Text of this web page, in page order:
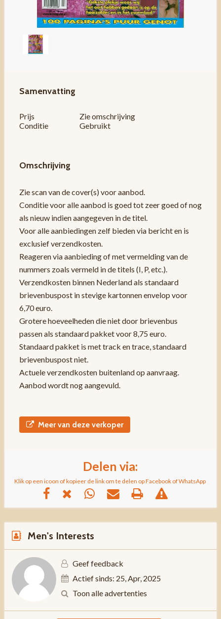
Samenvatting
Prijs
Zie omschrijving
Conditie
Gebruikt
Omschrijving
Zie scan van de cover(s) voor aanbod.
Conditie voor alle aanbod is goed tot zeer goed of nog
als nieuw indien aangegeven in de titel.
Voor alle aanbiedingen zelf bieden via bericht en is
exclusief verzendkosten.
Reageren via aanbieding of met vermelding van de
nummers zoals vermeld in de titels (I, P, etc.).
Verzendkosten binnen Nederland als standaard
brievenbuspost in stevige kartonnen envelop voor
6,70 euro.
Grotere hoeveelheden die niet door brievenbus
passen als standaard pakket voor 8,75 euro.
Standaard pakket is met track en trace, standaard
brievenbuspost niet.
Actuele verzendkosten buitenland op aanvraag.
Aanbod wordt nog aangevuld.
Meer van deze verkoper
Delen via:
Klik op een icoon of kopieer de link om te delen op Facebook of WhatsApp
Men's Interests
Geef feedback
Actief sinds: 25, Apr, 2025
Toon alle advertenties